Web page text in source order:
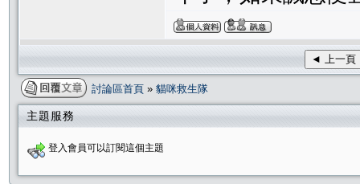
◄ 上一頁
討論區首頁 » 貓咪救生隊
主題服務
登入會員可以訂閱這個主題